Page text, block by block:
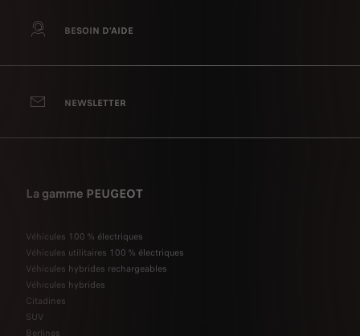
BESOIN D’AIDE
NEWSLETTER
La gamme PEUGEOT
Véhicules 100 % électriques
Véhicules utilitaires 100 % électriques
Véhicules hybrides rechargeables
Véhicules hybrides
Citadines
SUV
Berlines